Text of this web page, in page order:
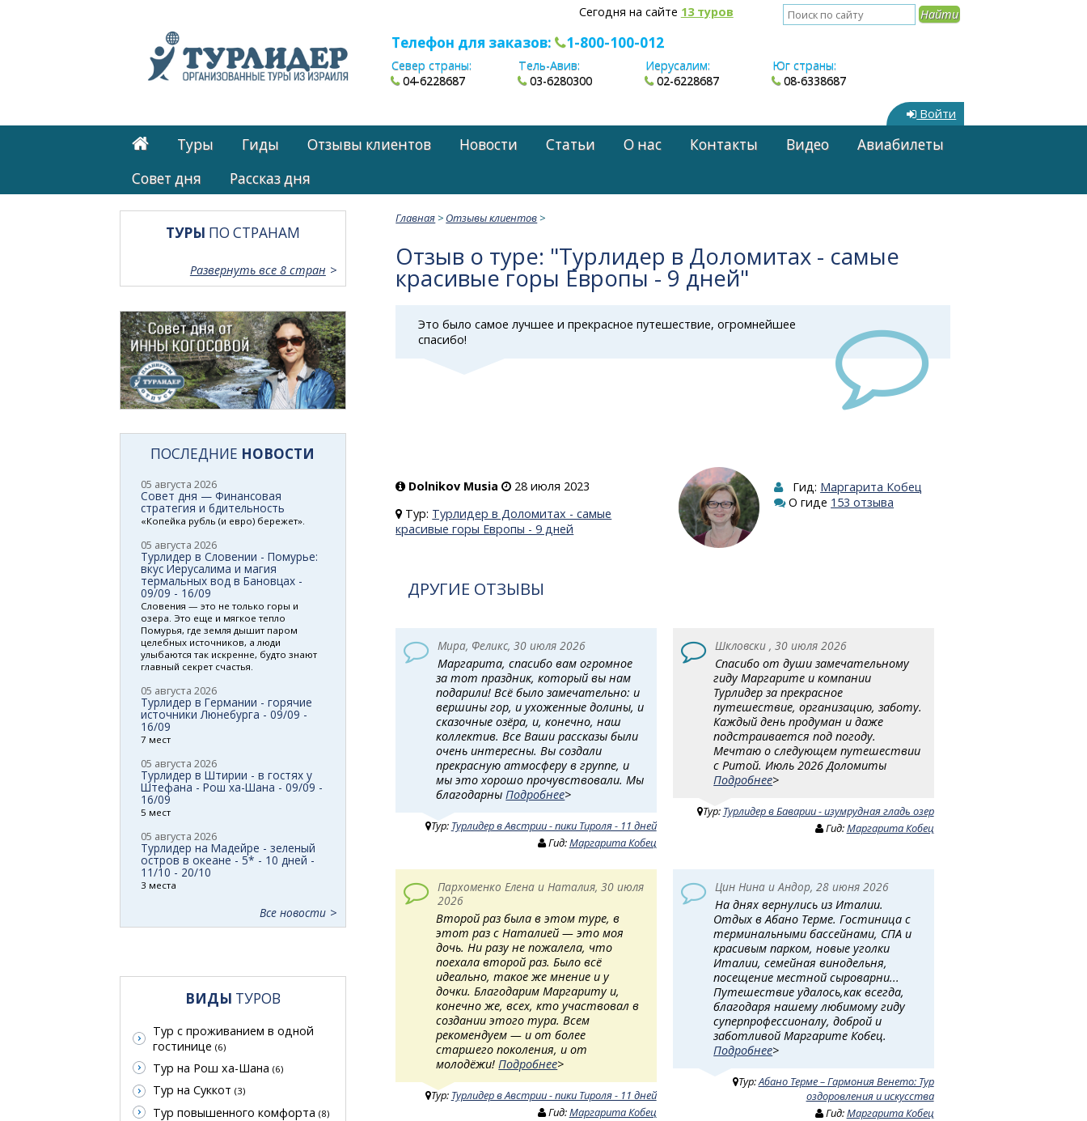
Сегодня на сайте 13 туров
Телефон для заказов: 1-800-100-012
Север страны:
04-6228687
Тель-Авив:
03-6280300
Иерусалим:
02-6228687
Юг страны:
08-6338687
Войти
Туры Гиды Отзывы клиентов Новости Статьи О нас Контакты Видео
Авиабилеты
Cовет дня
Рассказ дня
Главная > Отзывы клиентов >
Отзыв о туре: "Турлидер в Доломитах - самые
красивые горы Европы - 9 дней"
Это было самое лучшее и прекрасное путешествие, огромнейшее
спасибо!
Dolnikov Musia
28 июля 2023
Тур: Турлидер в Доломитах - самые
красивые горы Европы - 9 дней
Гид: Маргарита Кобец
О гиде 153 отзыва
ДРУГИЕ ОТЗЫВЫ
Мира, Феликс, 30 июля 2026
Маргарита, спасибо вам огромное
за тот праздник, который вы нам
подарили! Всё было замечательно: и
вершины гор, и ухоженные долины, и
сказочные озёра, и, конечно, наш
коллектив. Все Ваши рассказы были
очень интересны. Вы создали
прекрасную атмосферу в группе, и
мы это хорошо прочувствовали. Мы
благодарныПодробнее>
Тур: Турлидер в Австрии - пики Тироля - 11 дней
Гид:Маргарита Кобец
Шкловски , 30 июля 2026
Спасибо от души замечательному
гиду Маргарите и компании
Турлидер за прекрасное
путешествие, организацию, заботу.
Каждый день продуман и даже
подстраивается под погоду.
Мечтаю о следующем путешествии
с Ритой. Июль 2026 Доломиты
Подробнее>
Тур: Турлидер в Баварии - изумрудная гладь озер
Гид:Маргарита Кобец
Пархоменко Елена и Наталия, 30 июля
2026
Второй раз была в этом туре, в
этот раз с Наталией — это моя
дочь. Ни разу не пожалела, что
поехала второй раз. Было всё
идеально, такое же мнение и у
дочки. Благодарим Маргариту и,
конечно же, всех, кто участвовал в
создании этого тура. Всем
рекомендуем — и от более
старшего поколения, и от
молодёжи! Подробнее>
Тур: Турлидер в Австрии - пики Тироля - 11 дней
Гид:Маргарита Кобец
Цин Нина и Андор, 28 июня 2026
На днях вернулись из Италии.
Отдых в Абано Терме. Гостиница с
терминальными бассейнами, СПА и
красивым парком, новые уголки
Италии, семейная винодельня,
посещение местной сыроварни...
Путешествие удалось,как всегда,
благодаря нашему любимому гиду
суперпрофессионалу, доброй и
заботливой Маргарите Кобец.
Подробнее>
Тур:Абано Терме – Гармония Венето: Тур
оздоровления и искусства
Гид:Маргарита Кобец
ТУРЫ ПО СТРАНАМ
Развернуть все 8 стран
ПОСЛЕДНИЕ НОВОСТИ
05 августа 2026
Совет дня — Финансовая
стратегия и бдительность
«Копейка рубль (и евро) бережет».
05 августа 2026
Турлидер в Словении - Помурье:
вкус Иерусалима и магия
термальных вод в Бановцах -
09/09 - 16/09
Словения — это не только горы и
озера. Это еще и мягкое тепло
Помурья, где земля дышит паром
целебных источников, а люди
улыбаются так искренне, будто знают
главный секрет счастья.
05 августа 2026
Турлидер в Германии - горячие
источники Люнебурга - 09/09 -
16/09
7 мест
05 августа 2026
Турлидер в Штирии - в гостях у
Штефана - Рош ха-Шана - 09/09 -
16/09
5 мест
05 августа 2026
Турлидер на Мадейре - зеленый
остров в океане - 5* - 10 дней -
11/10 - 20/10
3 места
Все новости
ВИДЫ ТУРОВ
Тур с проживанием в одной
гостинице (6)
Тур на Рош ха-Шана (6)
Тур на Суккот (3)
Тур повышенного комфорта (8)